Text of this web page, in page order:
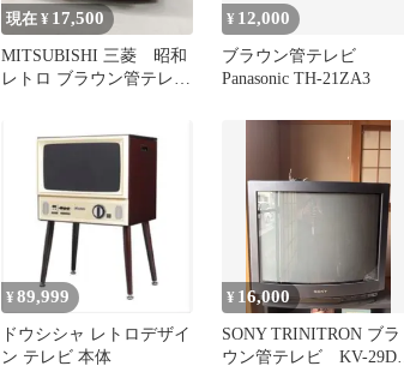
現在 ¥ 17,500
MITSUBISHI 三菱 昭和
レトロ ブラウン管テレビ
¥ 12,000
ブラウン管テレビ
Panasonic TH-21ZA3
¥ 89,999
ドウシシャ レトロデザイ
ン テレビ 本体
¥ 16,000
SONY TRINITRON ブラ
ウン管テレビ KV-29DJ2